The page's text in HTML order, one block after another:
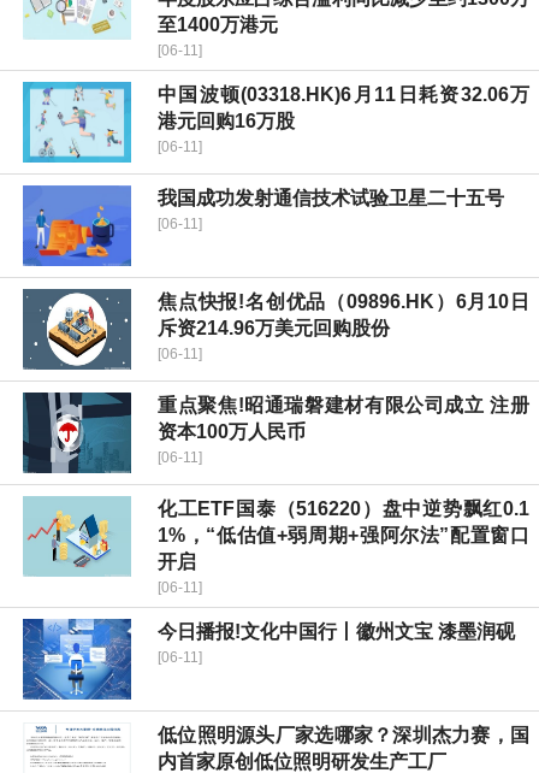
至1400万港元
[06-11]
中国波顿(03318.HK)6月11日耗资32.06万
港元回购16万股
[06-11]
我国成功发射通信技术试验卫星二十五号
[06-11]
焦点快报!名创优品（09896.HK）6月10日
斥资214.96万美元回购股份
[06-11]
重点聚焦!昭通瑞磐建材有限公司成立 注册
资本100万人民币
[06-11]
化工ETF国泰（516220）盘中逆势飘红0.1
1%，“低估值+弱周期+强阿尔法”配置窗口
开启
[06-11]
今日播报!文化中国行丨徽州文宝 漆墨润砚
[06-11]
低位照明源头厂家选哪家？深圳杰力赛，国
内首家原创低位照明研发生产工厂